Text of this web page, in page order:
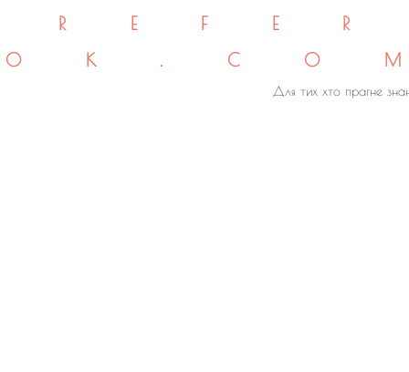
Для тих хто прагне